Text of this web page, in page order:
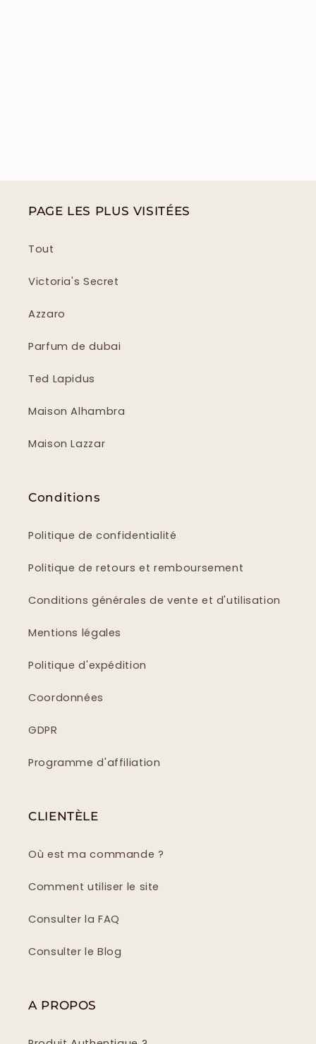
PAGE LES PLUS VISITÉES
Tout
Victoria's Secret
Azzaro
Parfum de dubai
Ted Lapidus
Maison Alhambra
Maison Lazzar
Conditions
Politique de confidentialité
Politique de retours et remboursement
Conditions générales de vente et d'utilisation
Mentions légales
Politique d'expédition
Coordonnées
GDPR
Programme d'affiliation
CLIENTÈLE
Où est ma commande ?
Comment utiliser le site
Consulter la FAQ
Consulter le Blog
A PROPOS